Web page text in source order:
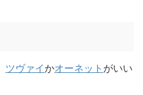
ツヴァイかオーネット がいい